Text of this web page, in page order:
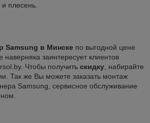
плесень.
Samsung в Минске по выгодной цене
заинтересует клиентов
Чтобы получить скидку , набирайте
Так же Вы можете заказать монтаж
Samsung, сервисное обслуживание